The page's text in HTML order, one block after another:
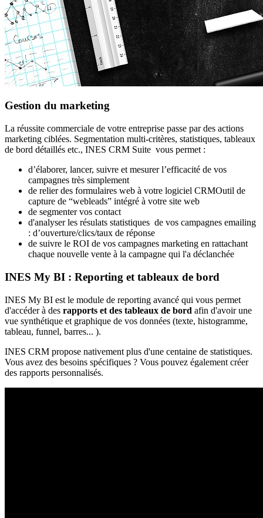
Gestion du marketing
La réussite commerciale de votre entreprise passe par des actions
marketing ciblées. Segmentation multi-critères, statistiques, tableaux
de bord détaillés etc., INES CRM Suite vous permet :
d’élaborer, lancer, suivre et mesurer l’efficacité de vos
campagnes très simplement
de relier des formulaires web à votre logiciel CRMOutil de
capture de “webleads” intégré à votre site web
de segmenter vos contact
d'analyser les résulats statistiques de vos campagnes emailing
: d’ouverture/clics/taux de réponse
de suivre le ROI de vos campagnes marketing en rattachant
chaque nouvelle vente à la campagne qui l'a déclanchée
INES My BI : Reporting et tableaux de bord
INES My BI est le module de reporting avancé qui vous permet
d'accéder à des rapports et des tableaux de bord afin d'avoir une
vue synthétique et graphique de vos données (texte, histogramme,
tableau, funnel, barres... ).
INES CRM propose nativement plus d'une centaine de statistiques.
Vous avez des besoins spécifiques ? Vous pouvez également créer
des rapports personnalisés.